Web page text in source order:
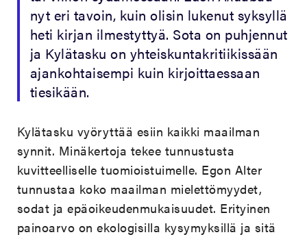
nyt eri tavoin, kuin olisin lukenut syksyllä
heti kirjan ilmestyttyä. Sota on puhjennut
ja Kylätasku on yhteiskuntakritiikissään
ajankohtaisempi kuin kirjoittaessaan
tiesikään.
Kylätasku vyöryttää esiin kaikki maailman
synnit. Minäkertoja tekee tunnustusta
kuvitteelliselle tuomioistuimelle. Egon Alter
tunnustaa koko maailman mielettömyydet,
sodat ja epäoikeudenmukaisuudet. Erityinen
painoarvo on ekologisilla kysymyksillä ja sitä